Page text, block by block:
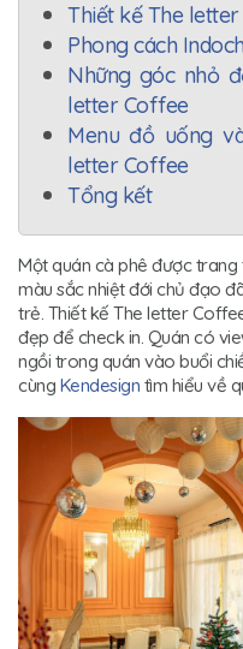
Thiết kế The
Phong cách
Những góc nhỏ
letter Coffee
Menu đồ uống
letter Coffee
Tổng kết
Một quán cà phê được trang
màu sắc nhiệt đới chủ đạo
trẻ. Thiết kế The letter
đẹp để check in. Quán có
ngồi trong quán vào buổi
cùng Kendesign tìm hiểu về